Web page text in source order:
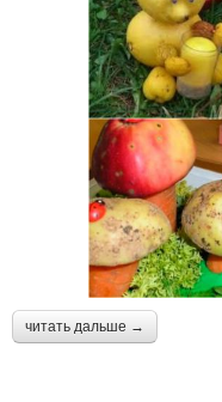
читать дальше →